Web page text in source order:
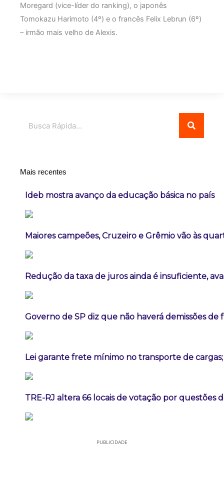
Moregard (vice-líder do ranking), o japonês
Tomokazu Harimoto (4º) e o francês Felix Lebrun (6º)
– irmão mais velho de Alexis.
Mais recentes
Ideb mostra avanço da educação básica no país
Maiores campeões, Cruzeiro e Grêmio vão às
Redução da taxa de juros ainda é insuficiente,
Governo de SP diz que não haverá demissões de
Lei garante frete mínimo no transporte de
TRE-RJ altera 66 locais de votação por questões
PUBLICIDADE